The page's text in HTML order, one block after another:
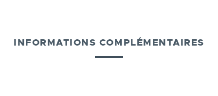
INFORMATIONS COMPLÉMENTAIRES